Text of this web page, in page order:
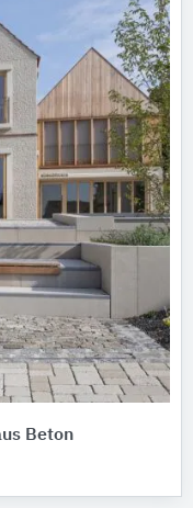
Beton